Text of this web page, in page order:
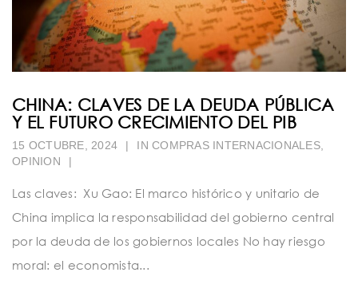
CHINA: CLAVES DE LA DEUDA PÚBLICA
Y EL FUTURO CRECIMIENTO DEL PIB
15 OCTUBRE, 2024 | IN COMPRAS INTERNACIONALES,
OPINION
|
Las claves: Xu Gao: El marco histórico y unitario de
China implica la responsabilidad del gobierno central
por la deuda de los gobiernos locales No hay riesgo
moral: el economista...